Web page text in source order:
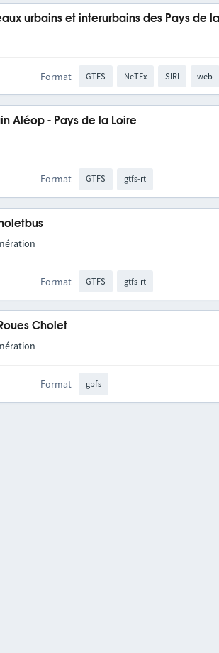
urbains et interurbains des Pays de
Format GTFS NeTEx SIRI web
Aléop - Pays de la Loire
Format GTFS gtfs-rt
Format GTFS gtfs-rt
Cholet
Format gbfs